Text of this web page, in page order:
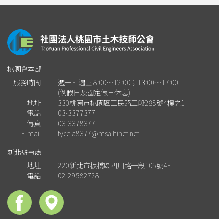
桃園會本部
服務時間
週一 ~ 週五 8:00～12:00；13:00～17:00
(例假日及國定假日休息)
地址
330桃園市桃園區三民路三段288號4樓之1
電話
03-3377377
傳真
03-3378377
E-mail
tyce.a8377@msa.hinet.net
新北辦事處
地址
220新北市板橋區四川路一段105號4F
電話
02-29582728